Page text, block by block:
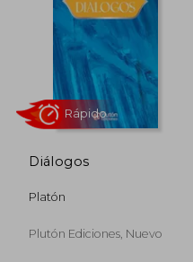
Diálogos
Platón
Plutón Ediciones, Nuevo